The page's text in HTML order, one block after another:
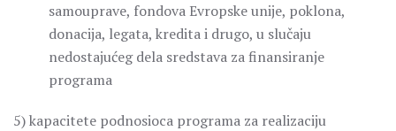
samouprave, fondova Evropske unije, poklona,
donacija, legata, kredita i drugo, u slučaju
nedostajućeg dela sredstava za finansiranje
programa
5) kapacitete podnosioca programa za realizaciju